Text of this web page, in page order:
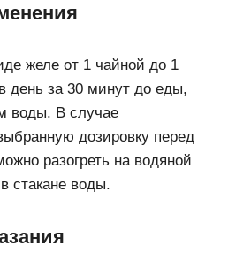
желе от 1 чайной до 1
день за 30 минут до еды,
воды. В случае
дозировку перед
разогреть на водяной
стакане воды.